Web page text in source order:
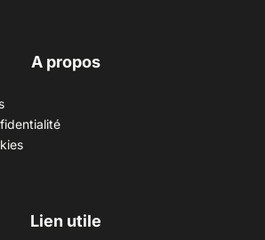
A propos
Lien utile